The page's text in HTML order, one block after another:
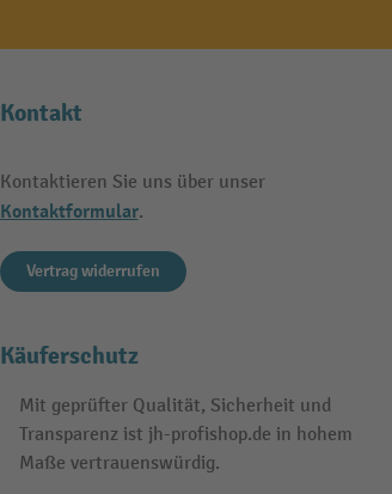
Kontakt
Kontaktieren Sie uns über unser
Kontaktformular.
Vertrag widerrufen
Käuferschutz
Mit geprüfter Qualität, Sicherheit und
Transparenz ist jh-profishop.de in hohem
Maße vertrauenswürdig.